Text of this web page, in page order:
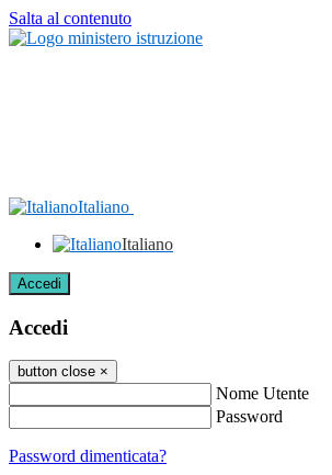
Salta al contenuto
Italiano
Italiano
Accedi
Accedi
button close ×
Nome Utente
Password
Password dimenticata?